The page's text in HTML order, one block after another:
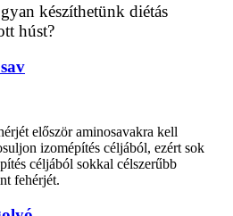
készíthetünk diétás
húst?
először aminosavakra kell
izomépítés céljából, ezért sok
céljából sokkal célszerűbb
fehérjét.